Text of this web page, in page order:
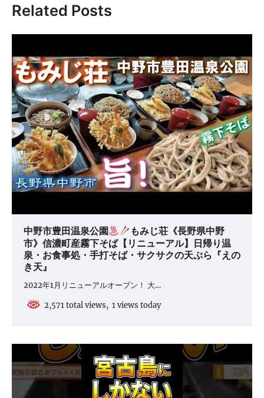
ー
シ
ョ
ン
Related Posts
中野市豊田温泉公園 もみじ荘《長野県中野
市》信濃町産霧下そば【リニューアル】日帰り温
泉・お食事処・手打そば・サクサクの天ぷら『えの
き天』
2022年1月リニューアルオープン！ 大…
2,571 total views, 1 views today